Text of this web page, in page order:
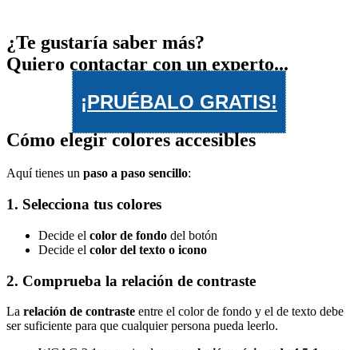
¿Te gustaría saber más?
Quiero contactar con un experto...
¡PRUÉBALO GRATIS!
Cómo elegir colores accesibles
Aquí tienes un paso a paso sencillo:
1. Selecciona tus colores
Decide el color de fondo del botón
Decide el color del texto o icono
2. Comprueba la relación de contraste
La relación de contraste entre el color de fondo y el de texto debe
ser suficiente para que cualquier persona pueda leerlo.